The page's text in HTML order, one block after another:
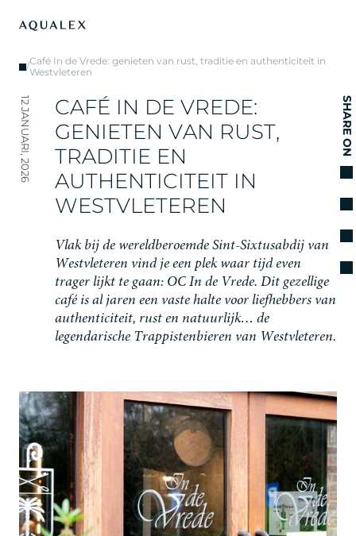
/Café In de Vrede: genieten van rust, traditie en authenticiteit in
Westvleteren
12 JANUARI, 2026 CAFÉ IN DE VREDE:
GENIETEN VAN RUST,
TRADITIE EN
AUTHENTICITEIT IN
WESTVLETEREN
Vlak bij de wereldberoemde Sint-Sixtusabdij van
Westvleteren vind je een plek waar tijd even
trager lijkt te gaan: OC In de Vrede. Dit gezellige
café is al jaren een vaste halte voor liefhebbers van
authenticiteit, rust en natuurlijk… de
legendarische Trappistenbieren van Westvleteren.
SHARE ON